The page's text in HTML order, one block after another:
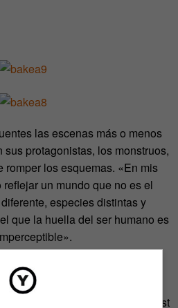
las escenas más o menos
protagonistas, los monstruos,
romper los esquemas. «En mis
un mundo que no es el
especies distintas y
que la huella del ser humano es
pero, a la hora de trabajar, si
paso mucho tiempo solo
gusta ponerme música o podcast